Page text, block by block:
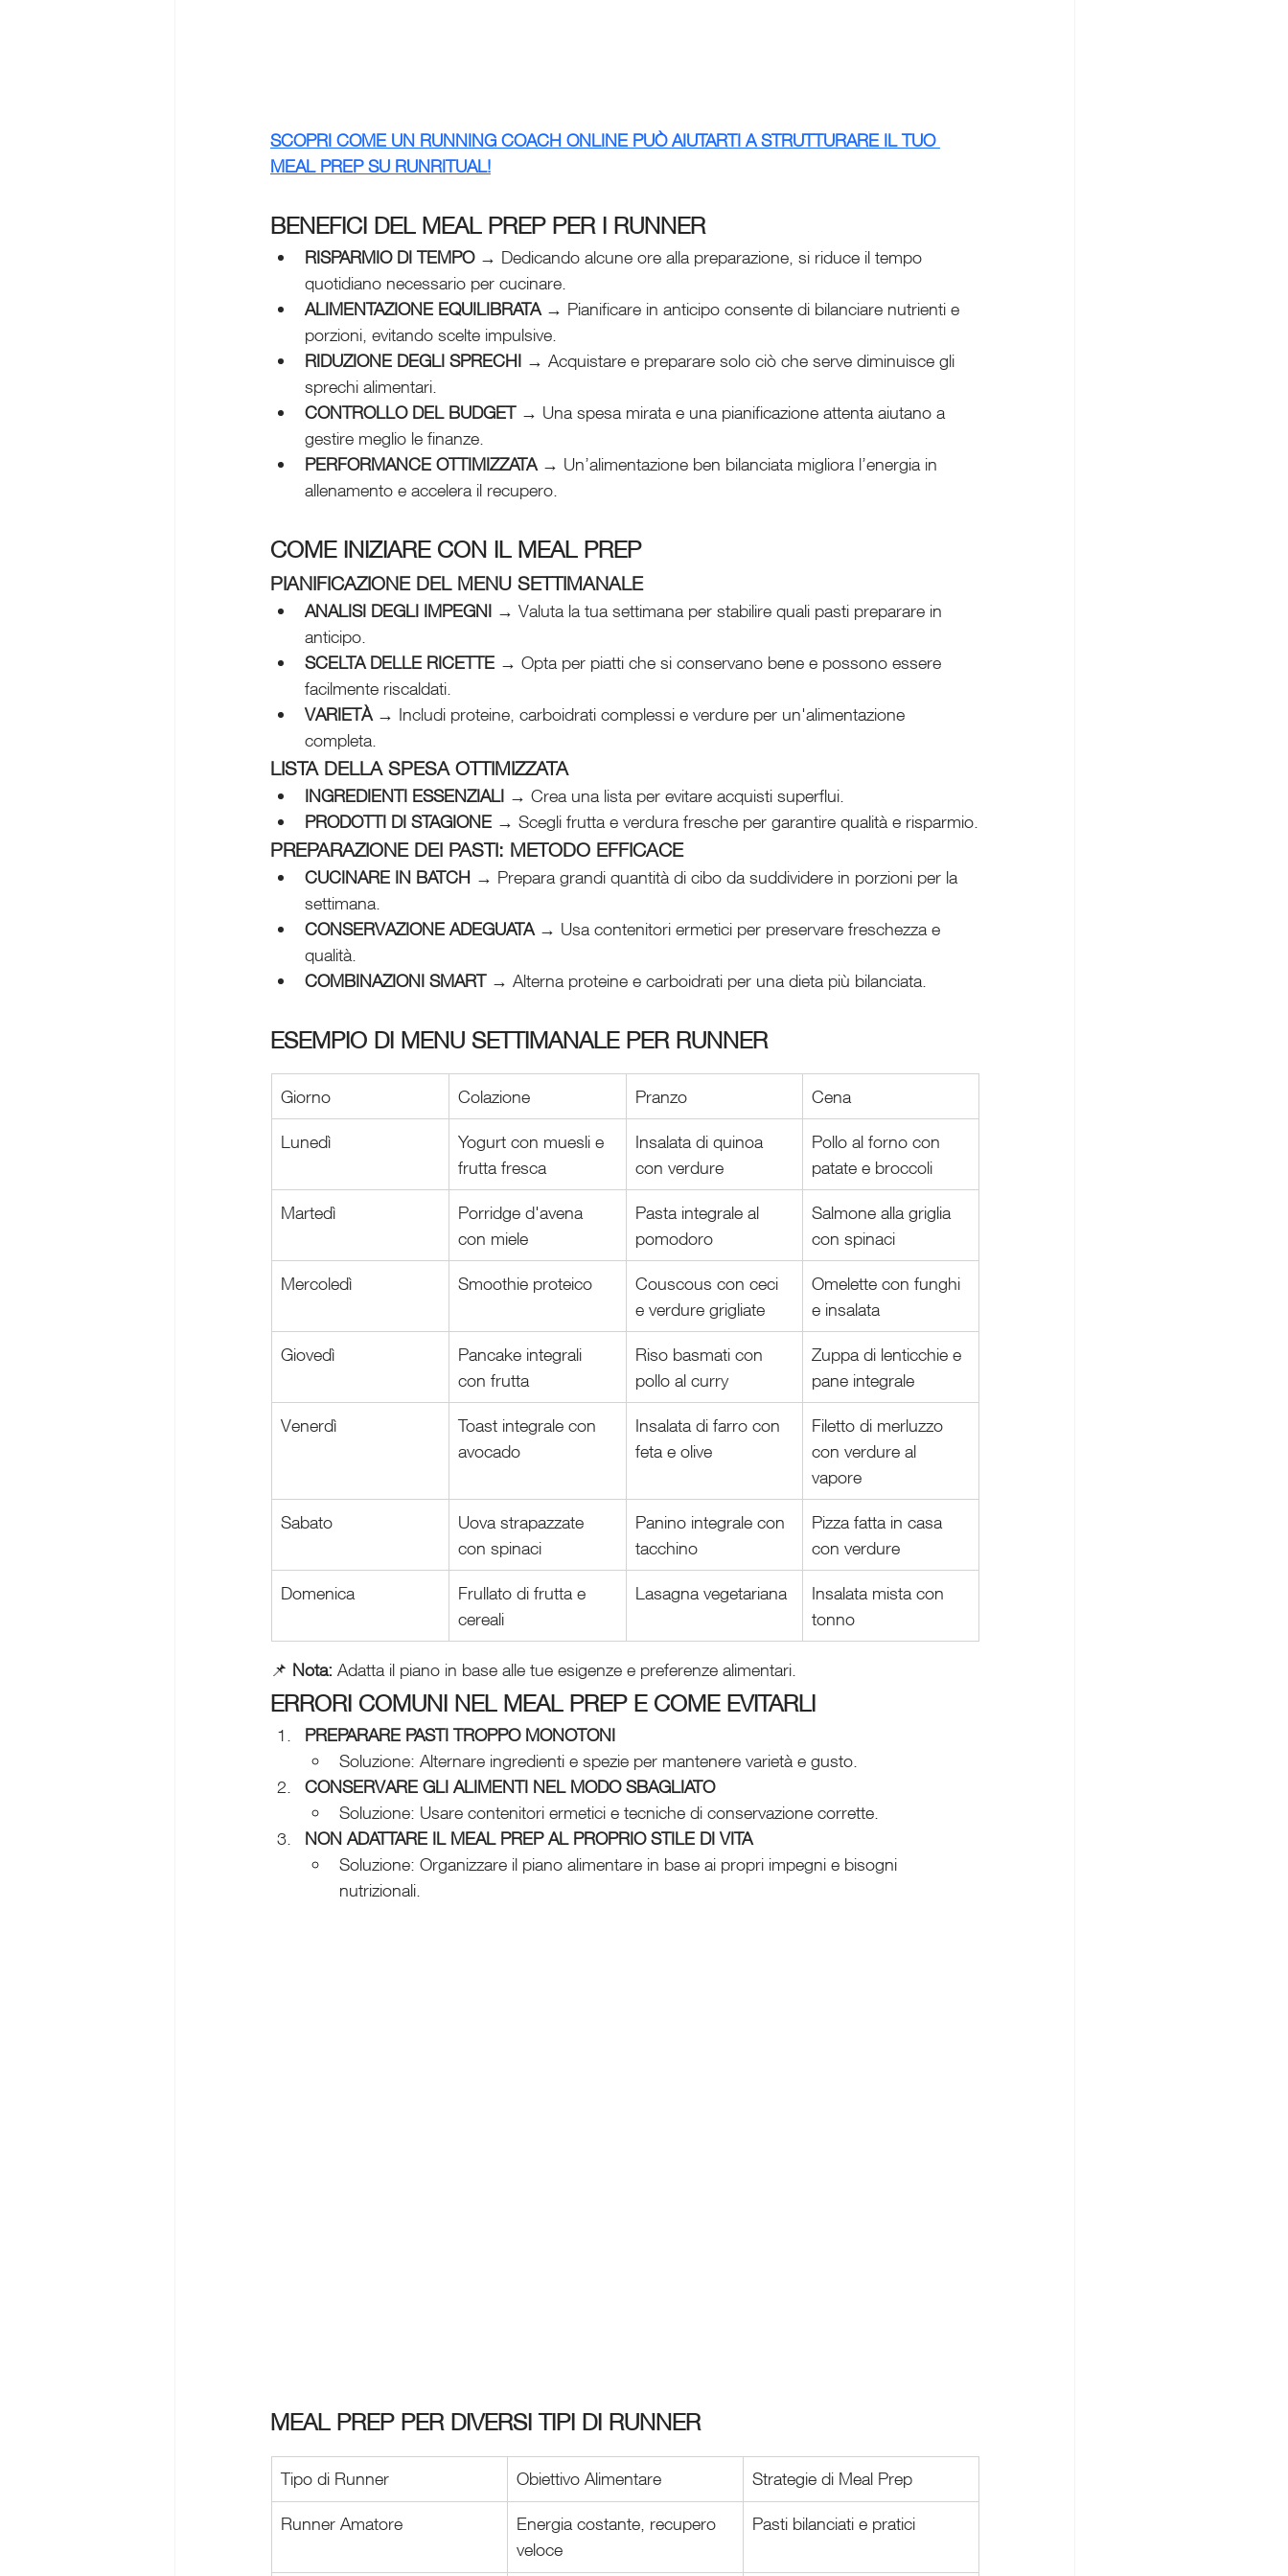
SCOPRI COME UN RUNNING COACH ONLINE PUÒ AIUTARTI A STRUTTURARE IL TUO
MEAL PREP SU RUNRITUAL!
BENEFICI DEL MEAL PREP PER I RUNNER
RISPARMIO DI TEMPO → Dedicando alcune ore alla preparazione, si riduce il tempo
quotidiano necessario per cucinare.
ALIMENTAZIONE EQUILIBRATA → Pianificare in anticipo consente di bilanciare nutrienti e
porzioni, evitando scelte impulsive.
RIDUZIONE DEGLI SPRECHI → Acquistare e preparare solo ciò che serve diminuisce gli
sprechi alimentari.
CONTROLLO DEL BUDGET → Una spesa mirata e una pianificazione attenta aiutano a
gestire meglio le finanze.
PERFORMANCE OTTIMIZZATA → Un’alimentazione ben bilanciata migliora l’energia in
allenamento e accelera il recupero.
COME INIZIARE CON IL MEAL PREP
PIANIFICAZIONE DEL MENU SETTIMANALE
ANALISI DEGLI IMPEGNI → Valuta la tua settimana per stabilire quali pasti preparare in
anticipo.
SCELTA DELLE RICETTE → Opta per piatti che si conservano bene e possono essere
facilmente riscaldati.
VARIETÀ → Includi proteine, carboidrati complessi e verdure per un'alimentazione
completa.
LISTA DELLA SPESA OTTIMIZZATA
INGREDIENTI ESSENZIALI → Crea una lista per evitare acquisti superflui.
PRODOTTI DI STAGIONE → Scegli frutta e verdura fresche per garantire qualità e risparmio.
PREPARAZIONE DEI PASTI: METODO EFFICACE
CUCINARE IN BATCH → Prepara grandi quantità di cibo da suddividere in porzioni per la
settimana.
CONSERVAZIONE ADEGUATA → Usa contenitori ermetici per preservare freschezza e
qualità.
COMBINAZIONI SMART → Alterna proteine e carboidrati per una dieta più bilanciata.
ESEMPIO DI MENU SETTIMANALE PER RUNNER
Giorno Colazione Pranzo Cena
Lunedì
Yogurt con muesli e
frutta fresca
Insalata di quinoa
con verdure
Pollo al forno con
patate e broccoli
Martedì
Porridge d'avena
con miele
Pasta integrale al
pomodoro
Salmone alla griglia
con spinaci
Mercoledì Smoothie proteico
Couscous con ceci
e verdure grigliate
Omelette con funghi
e insalata
Giovedì
Pancake integrali
con frutta
Riso basmati con
pollo al curry
Zuppa di lenticchie e
pane integrale
Venerdì
Toast integrale con
avocado
Insalata di farro con
feta e olive
Filetto di merluzzo
con verdure al
vapore
Sabato
Uova strapazzate
con spinaci
Panino integrale con
tacchino
Pizza fatta in casa
con verdure
Domenica
Frullato di frutta e
cereali
Lasagna vegetariana
Insalata mista con
tonno
📌 Nota: Adatta il piano in base alle tue esigenze e preferenze alimentari.
ERRORI COMUNI NEL MEAL PREP E COME EVITARLI
PREPARARE PASTI TROPPO MONOTONI
Soluzione: Alternare ingredienti e spezie per mantenere varietà e gusto.
CONSERVARE GLI ALIMENTI NEL MODO SBAGLIATO
Soluzione: Usare contenitori ermetici e tecniche di conservazione corrette.
NON ADATTARE IL MEAL PREP AL PROPRIO STILE DI VITA
Soluzione: Organizzare il piano alimentare in base ai propri impegni e bisogni
nutrizionali.
MEAL PREP PER DIVERSI TIPI DI RUNNER
Tipo di Runner Obiettivo Alimentare Strategie di Meal Prep
Runner Amatore
Energia costante, recupero
veloce
Pasti bilanciati e pratici